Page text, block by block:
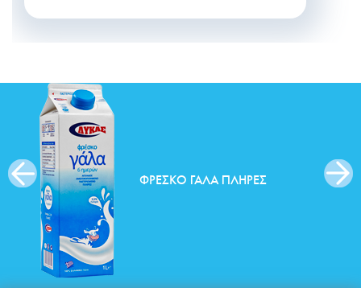
ΦΡΈΣΚΟ ΓΆΛΑ ΠΛΉΡΕΣ